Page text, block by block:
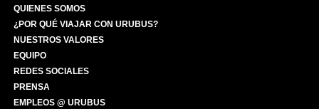
QUIENES SOMOS
¿POR QUÉ VIAJAR CON URUBUS?
NUESTROS VALORES
EQUIPO
REDES SOCIALES
PRENSA
EMPLEOS @ URUBUS